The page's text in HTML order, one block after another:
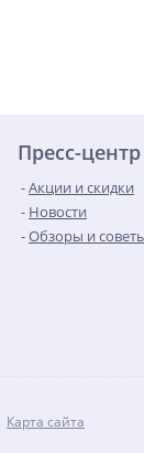
Пресс-центр
Акции и скидки
Новости
Обзоры и
Карта сайта